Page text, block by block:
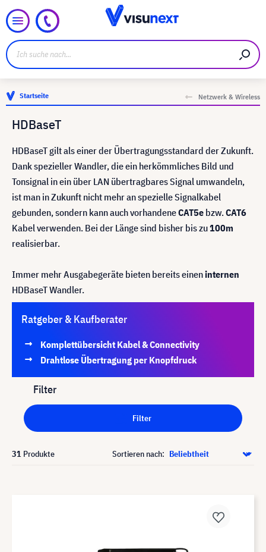
Startseite Netzwerk & Wireless
HDBaseT
HDBaseT gilt als einer der Übertragungsstandard der Zukunft.
Dank spezieller Wandler, die ein herkömmliches Bild und
Tonsignal in ein über LAN übertragbares Signal umwandeln,
ist man in Zukunft nicht mehr an spezielle Signalkabel
gebunden, sondern kann auch vorhandeneCAT5e bzw.CAT6
Kabel verwenden. Bei der Länge sind bisher bis zu100m
realisierbar.
Immer mehr Ausgabegeräte bieten bereits eineninternen
HDBaseT Wandler.
Ratgeber & Kaufberater
Komplettübersicht Kabel & Connectivity
Drahtlose Übertragung per Knopfdruck
Filter
Filter
31 Produkte Sortieren nach: